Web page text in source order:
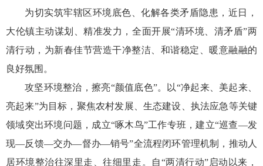
为切实筑牢辖区环境底色、化解各类矛盾隐患，近日，
大伦镇主动谋划、精准发力，全面开展“清环境、清矛盾”两
清行动，为新春佳节营造干净整洁、和谐稳定、暖意融融的
良好氛围。
攻坚环境整治，擦亮“颜值底色”。以“净起来、美起来、
亮起来”为目标，聚焦农村发展、生态建设、执法应急等关键
领域突出环境问题，成立“啄木鸟”工作专班，建立“巡查—发
现—反馈—交办—督办—销号”全流程闭环管理机制，推动人
居环境整治往深里走、往细里走。自“两清行动”启动以来，